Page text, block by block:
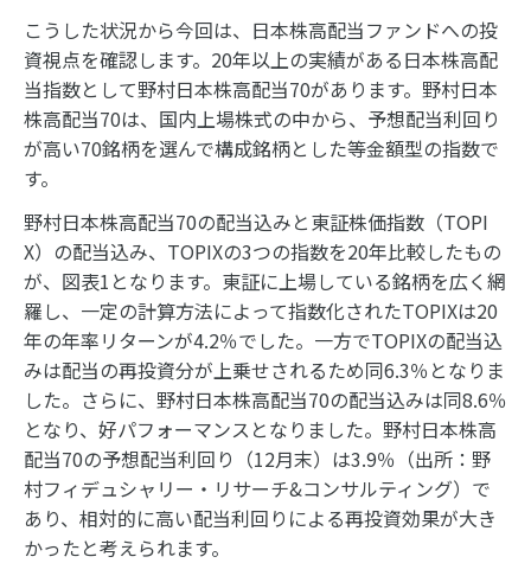
こうした状況から今回は、日本株高配当ファンドへの投
資視点を確認します。20年以上の実績がある日本株高配
当指数として野村日本株高配当70があります。野村日本
株高配当70は、国内上場株式の中から、予想配当利回り
が高い70銘柄を選んで構成銘柄とした等金額型の指数で
す。
野村日本株高配当70の配当込みと東証株価指数（TOPI
X）の配当込み、TOPIXの3つの指数を20年比較したもの
が、図表1となります。東証に上場している銘柄を広く網
羅し、一定の計算方法によって指数化されたTOPIXは20
年の年率リターンが4.2％でした。一方でTOPIXの配当込
みは配当の再投資分が上乗せされるため同6.3％となりま
した。さらに、野村日本株高配当70の配当込みは同8.6％
となり、好パフォーマンスとなりました。野村日本株高
配当70の予想配当利回り（12月末）は3.9％（出所：野
村フィデュシャリー・リサーチ&コンサルティング）で
あり、相対的に高い配当利回りによる再投資効果が大き
かったと考えられます。